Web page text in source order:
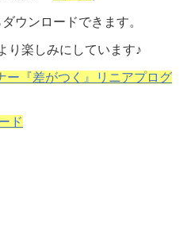
ウンロードできます。
り楽しみにしています♪
ー『差がつく』リニアプログ
ド